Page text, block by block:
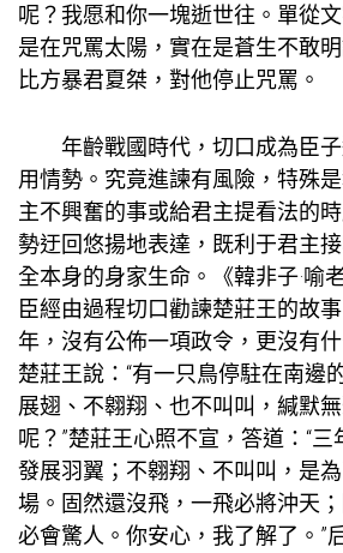
呢？我愿和你一塊逝世往。單從
是在咒罵太陽，實在是蒼生不敢
比方暴君夏桀，對他停止咒罵。
年齡戰國時代，切口成為臣
用情勢。究竟進諫有風險，特殊
主不興奮的事或給君主提看法的
勢迂回悠揚地表達，既利于君主
全本身的身家生命。《韓非子·喻
臣經由過程切口勸諫楚莊王的故
年，沒有公佈一項政令，更沒有
楚莊王說：“有一只鳥停駐在南邊
展翅、不翱翔、也不叫叫，緘默
呢？”楚莊王心照不宣，答道：“
發展羽翼；不翱翔、不叫叫，是
場。固然還沒飛，一飛必將沖天
必會驚人。你安心，我了解了。”